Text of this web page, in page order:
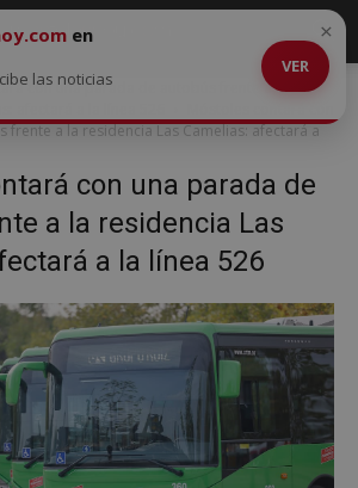
con una parada de autobús frente a la
afectará a la línea 526
frente a la residencia Las Camelias: afectará a
con una parada de
a la residencia Las
a la línea 526
en
las noticias
VER
×